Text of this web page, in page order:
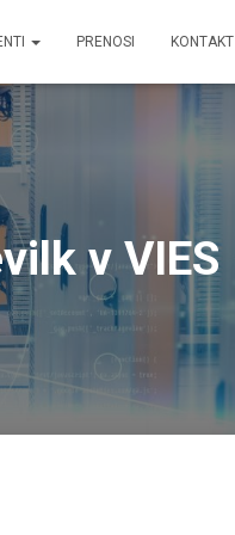
PRENOSI KONTAKT
v VIES